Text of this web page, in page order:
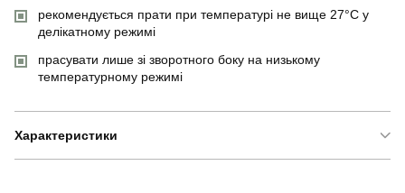
рекомендується прати при температурі не вище 27°C у
делікатному режимі
прасувати лише зі зворотного боку на низькому
температурному режимі
Характеристики